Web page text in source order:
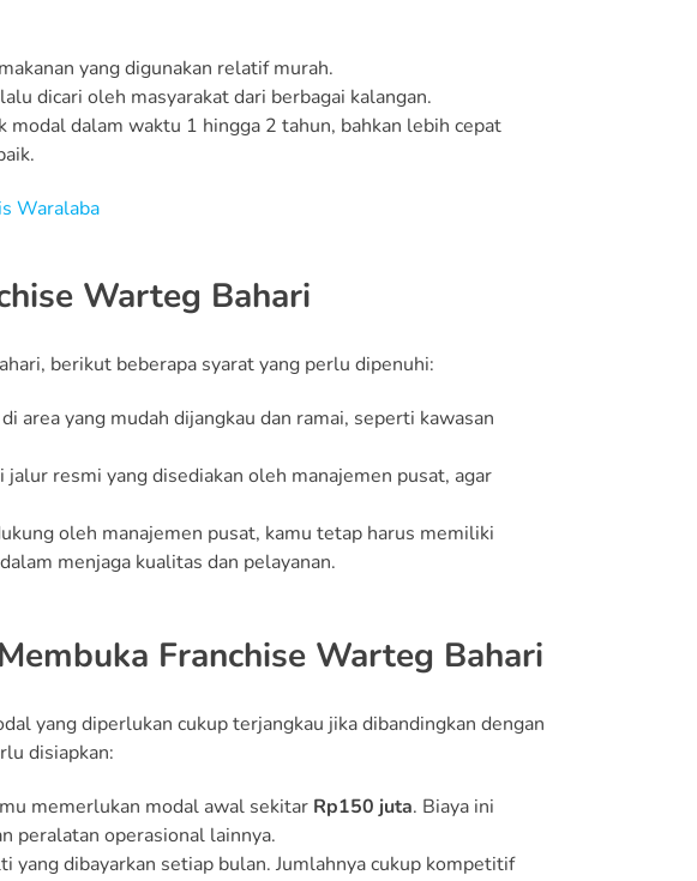
yang digunakan relatif murah.
dicari oleh masyarakat dari berbagai kalangan.
modal dalam waktu 1 hingga 2 tahun, bahkan lebih cepat
Waralaba
Warteg Bahari
berikut beberapa syarat yang perlu dipenuhi:
area yang mudah dijangkau dan ramai, seperti kawasan
resmi yang disediakan oleh manajemen pusat, agar
oleh manajemen pusat, kamu tetap harus memiliki
menjaga kualitas dan pelayanan.
Franchise Warteg Bahari
yang diperlukan cukup terjangkau jika dibandingkan dengan
disiapkan:
memerlukan modal awal sekitar Rp150 juta. Biaya ini
peralatan operasional lainnya.
yang dibayarkan setiap bulan. Jumlahnya cukup kompetitif